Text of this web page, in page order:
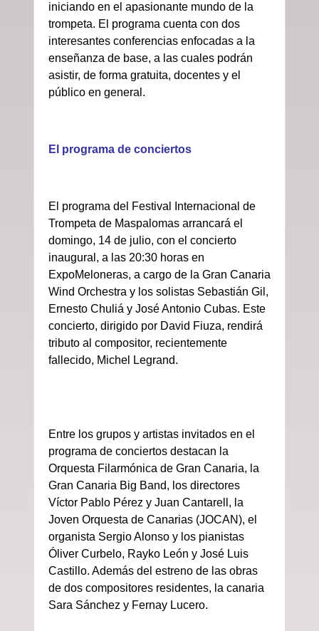
iniciando en el apasionante mundo de la
trompeta. El programa cuenta con dos
interesantes conferencias enfocadas a la
enseñanza de base, a las cuales podrán
asistir, de forma gratuita, docentes y el
público en general.
El programa de conciertos
El programa del Festival Internacional de
Trompeta de Maspalomas arrancará el
domingo, 14 de julio, con el concierto
inaugural, a las 20:30 horas en
ExpoMeloneras, a cargo de la Gran Canaria
Wind Orchestra y los solistas Sebastián Gil,
Ernesto Chuliá y José Antonio Cubas. Este
concierto, dirigido por David Fiuza, rendirá
tributo al compositor, recientemente
fallecido, Michel Legrand.
Entre los grupos y artistas invitados en el
programa de conciertos destacan la
Orquesta Filarmónica de Gran Canaria, la
Gran Canaria Big Band, los directores
Víctor Pablo Pérez y Juan Cantarell, la
Joven Orquesta de Canarias (JOCAN), el
organista Sergio Alonso y los pianistas
Óliver Curbelo, Rayko León y José Luis
Castillo. Además del estreno de las obras
de dos compositores residentes, la canaria
Sara Sánchez y Fernay Lucero.